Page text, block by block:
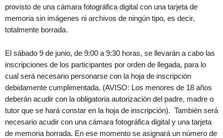
provisto de una cámara fotográfica digital con una tarjeta de
memoria sin imágenes ni archivos de ningún tipo, es decir,
totalmente borrada.
El sábado 9 de junio, de 9:00 a 9:30 horas, se llevarán a cabo las
inscripciones de los participantes por orden de llegada, para lo
cual será necesario personarse con la hoja de inscripción
debidamente cumplimentada. (AVISO: Los menores de 18 años
deberán acudir con la obligatoria autorización del padre, madre o
tutor que se hará constar en la hoja de inscripción). También será
necesario acudir con una cámara fotográfica digital y una tarjeta
de memoria borrada. En ese momento se asignará un número de